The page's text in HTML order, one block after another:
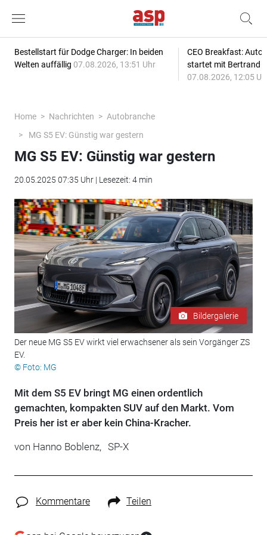
Bestellstart für Dodge Charger: In beiden
Welten auffällig 07.08.2026, 13:51 Uhr
CEO Breakfast:
startet mit Bertrand
07.08.2026, 12:05
Home Nachrichten
Autobranche
MG S5 EV: Günstig war gestern
MG S5 EV: Günstig war gestern
20.05.2025 07:35 Uhr | Lesezeit: 4 min
Bildergalerie
Der neue MG S5 EV wirkt viel erwachsener als sein Vorgänger ZS
EV.
© Foto: MG
Mit dem S5 EV bringt MG einen ordentlich
gemachten, kompakten SUV auf den Markt. Vom
Preis her ist er aber kein China-Kracher.
von Hanno Boblenz, SP-X
Kommentare Teilen